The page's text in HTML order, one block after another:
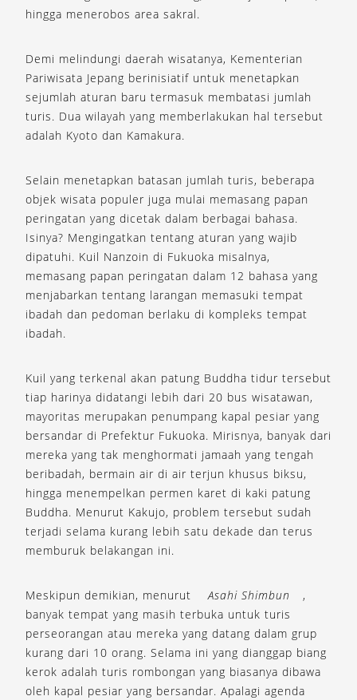
hingga menerobos area sakral.
Demi melindungi daerah wisatanya, Kementerian
Pariwisata Jepang berinisiatif untuk menetapkan
sejumlah aturan baru termasuk membatasi jumlah
turis. Dua wilayah yang memberlakukan hal tersebut
adalah Kyoto dan Kamakura.
Selain menetapkan batasan jumlah turis, beberapa
objek wisata populer juga mulai memasang papan
peringatan yang dicetak dalam berbagai bahasa.
Isinya? Mengingatkan tentang aturan yang wajib
dipatuhi. Kuil Nanzoin di Fukuoka misalnya,
memasang papan peringatan dalam 12 bahasa yang
menjabarkan tentang larangan memasuki tempat
ibadah dan pedoman berlaku di kompleks tempat
ibadah.
Kuil yang terkenal akan patung Buddha tidur tersebut
tiap harinya didatangi lebih dari 20 bus wisatawan,
mayoritas merupakan penumpang kapal pesiar yang
bersandar di Prefektur Fukuoka. Mirisnya, banyak dari
mereka yang tak menghormati jamaah yang tengah
beribadah, bermain air di air terjun khusus biksu,
hingga menempelkan permen karet di kaki patung
Buddha. Menurut Kakujo, problem tersebut sudah
terjadi selama kurang lebih satu dekade dan terus
memburuk belakangan ini.
Meskipun demikian, menurut Asahi Shimbun
,
banyak tempat yang masih terbuka untuk turis
perseorangan atau mereka yang datang dalam grup
kurang dari 10 orang. Selama ini yang dianggap biang
kerok adalah turis rombongan yang biasanya dibawa
oleh kapal pesiar yang bersandar. Apalagi agenda